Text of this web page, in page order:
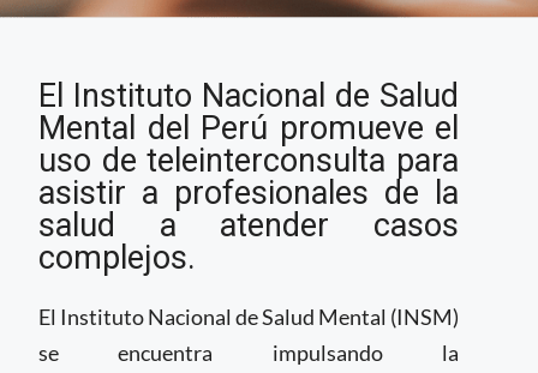
impulsa
teleinterconsulta para
casos complejos
El Instituto Nacional de Salud
Mental del Perú promueve el
uso de teleinterconsulta para
asistir a profesionales de la
salud a atender casos
complejos.
El Instituto Nacional de Salud Mental (INSM)
se encuentra impulsando la